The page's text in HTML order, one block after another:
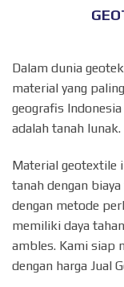
Dalam dunia
material yang
geografis
adalah tanah lunak.
Material geotextile
tanah dengan
dengan metode
memiliki daya
ambles. Kami siap
dengan harga Jual